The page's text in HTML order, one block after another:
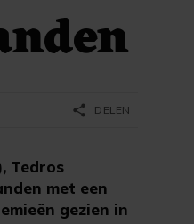
Tedros
met een
gezien in
share DELEN